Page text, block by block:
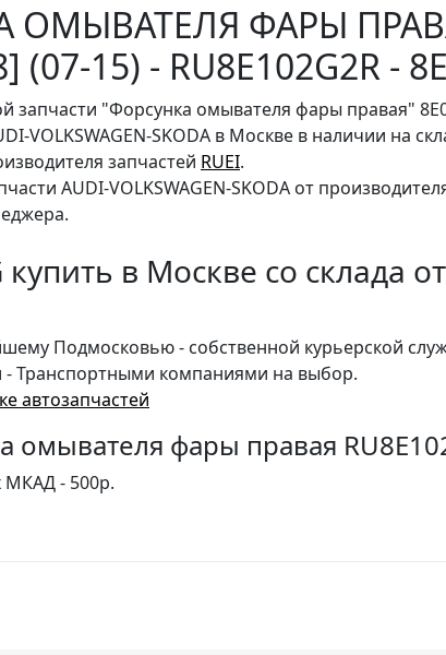
ОМЫВАТЕЛЯ ФАРЫ
(07-15) - RU8E102G2R -
запчасти "Форсунка омывателя фары правая"
VOLKSWAGEN-SKODA в Москве в наличии на
запчастей RUEI.
AUDI-VOLKSWAGEN-SKODA от
купить в Москве со склада
Подмосковью - собственной курьерской
- Транспортными компаниями на выбор.
автозапчастей
омывателя фары правая
МКАД - 500р.